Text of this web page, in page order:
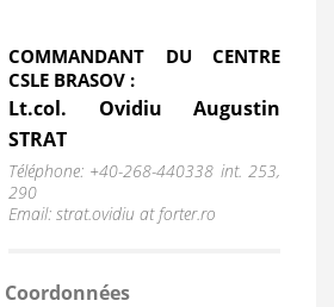
COMMANDANT DU CENTRE
CSLE BRASOV :
Lt.col. Ovidiu Augustin
STRAT
Téléphone: +40-268-440338 int. 253,
290
Email: strat.ovidiu at forter.ro
Coordonnées